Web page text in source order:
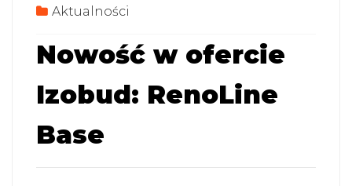
Aktualności
Nowość w ofercie
Izobud: RenoLine
Base